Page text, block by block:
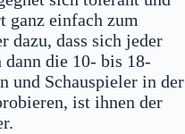
ganz einfach zum
dazu, dass sich jeder
dann die 10- bis 18-
und Schauspieler in der
ist ihnen der